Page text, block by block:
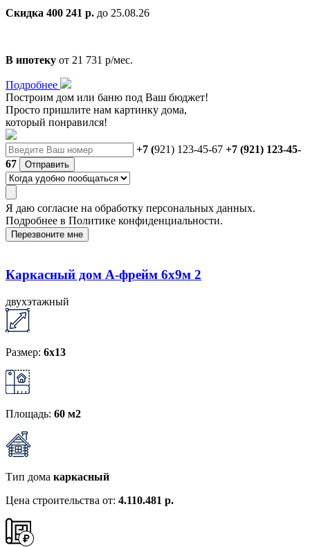
Скидка 400 241 р. до 25.08.26
В ипотеку от 21 731 р/мес.
Подробнее
Построим дом или баню под Ваш бюджет!
Просто пришлите нам картинку дома,
который понравился!
+7 (921) 123-45-67 +7 (921) 123-45-
67
Отправить
Я даю согласие на обработку персональных данных.
Подробнее в Политике конфиденциальности.
Перезвоните мне
Каркасный дом А-фрейм 6х9м 2
двухэтажный
Размер: 6х13
Площадь: 60 м2
Тип дома каркасный
Цена строительства от: 4.110.481 р.